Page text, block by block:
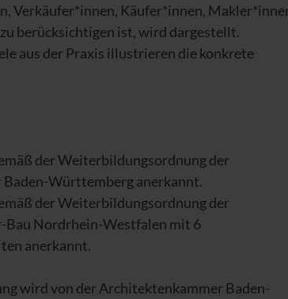
Verkäufer*innen, Käufer*innen,
berücksichtigen ist, wird dargestellt.
aus der Praxis illustrieren die konkrete
der Weiterbildungsordnung der
Baden-Württemberg anerkannt.
der Weiterbildungsordnung der
Bau Nordrhein-Westfalen mit 6
anerkannt.
wird von der Architektenkammer Baden-